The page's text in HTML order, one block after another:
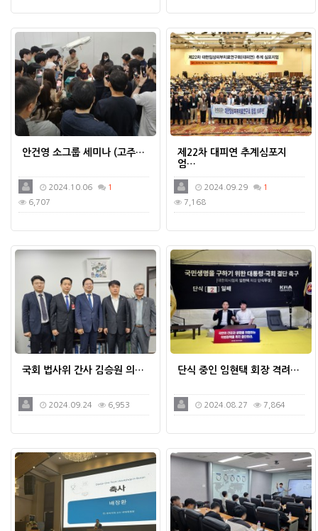
안건영 소그룹 세미나 (고주…
2024.10.06
1
6,707
제22차 대피연 추계심포지
엄…
2024.09.29
1
7,168
국회 법사위 간사 김승원 의…
2024.09.24 6,953
단식 중인 임현택 회장 격려…
2024.08.27 7,864